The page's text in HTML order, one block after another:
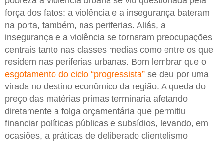
força dos fatos: a violência e a insegurança bateram
na porta, também, nas periferias. Aliás, a
insegurança e a violência se tornaram preocupações
centrais tanto nas classes medias como entre os que
residem nas periferias urbanas. Bom lembrar que o
esgotamento do ciclo “progressista” se deu por uma
virada no destino econômico da região. A queda do
preço das matérias primas terminaria afetando
diretamente a folga orçamentária que permitiu
financiar políticas públicas e subsídios, levando, em
ocasiões, a práticas de deliberado clientelismo